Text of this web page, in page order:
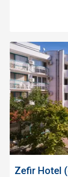
Zefir Hotel